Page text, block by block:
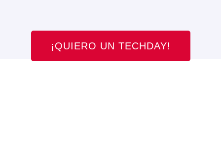
¡QUIERO UN TECHDAY!